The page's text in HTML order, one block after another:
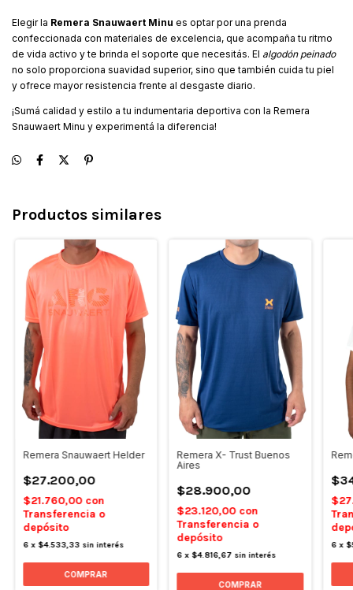
Elegir la Remera Snauwaert Minu es optar por una prenda
confeccionada con materiales de excelencia, que acompaña tu ritmo
de vida activo y te brinda el soporte que necesitás. El algodón peinado
no solo proporciona suavidad superior, sino que también cuida tu piel
y ofrece mayor resistencia frente al desgaste diario.
¡Sumá calidad y estilo a tu indumentaria deportiva con la Remera
Snauwaert Minu y experimentá la diferencia!
Productos similares
Remera Snauwaert Helder
$27.200,00
$21.760,00 con
Transferencia o
depósito
6 x $4.533,33 sin interés
COMPRAR
Remera X- Trust Buenos
Aires
$28.900,00
$23.120,00 con
Transferencia o
depósito
6 x$4.816,67 sin interés
COMPRAR
6 x